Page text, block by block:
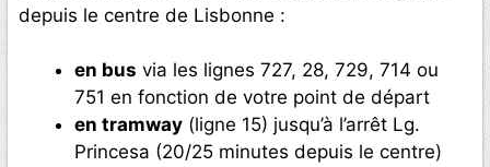
depuis le centre de Lisbonne :
en bus via les lignes 727, 28, 729, 714 ou
751 en fonction de votre point de départ
en tramway (ligne 15) jusqu’à l’arrêt Lg.
Princesa (20/25 minutes depuis le centre)